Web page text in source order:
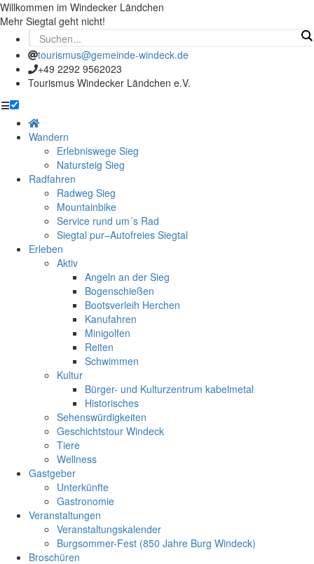
Willkommen im Windecker Ländchen
Mehr Siegtal geht nicht!
tourismus@gemeinde-windeck.de
+49 2292 9562023
Tourismus Windecker Ländchen e.V.
☰
Wandern
Erlebniswege Sieg
Natursteig Sieg
Radfahren
Radweg Sieg
Mountainbike
Service rund um´s Rad
Siegtal pur–Autofreies Siegtal
Erleben
Aktiv
Angeln an der Sieg
Bogenschießen
Bootsverleih Herchen
Kanufahren
Minigolfen
Reiten
Schwimmen
Kultur
Bürger- und Kulturzentrum kabelmetal
Historisches
Sehenswürdigkeiten
Geschichtstour Windeck
Tiere
Wellness
Gastgeber
Unterkünfte
Gastronomie
Veranstaltungen
Veranstaltungskalender
Burgsommer-Fest (850 Jahre Burg Windeck)
Broschüren